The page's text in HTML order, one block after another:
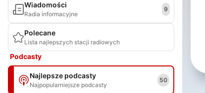
Wiadomości
Radia informacyjne
9
Polecane
Lista najlepszych stacji radiowych
Podcasty
Najlepsze podcasty
Najpopularniejsze podcasty
50